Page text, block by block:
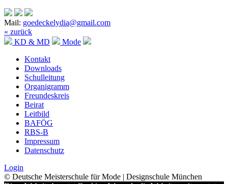
Mail: goedeckelydia@gmail.com
« zurück
KD & MD
Mode
Kontakt
Downloads
Schulleitung
Organigramm
Freundeskreis
Beirat
Leitbild
BAFÖG
RBS-B
Impressum
Datenschutz
Login
© Deutsche Meisterschule für Mode | Designschule München